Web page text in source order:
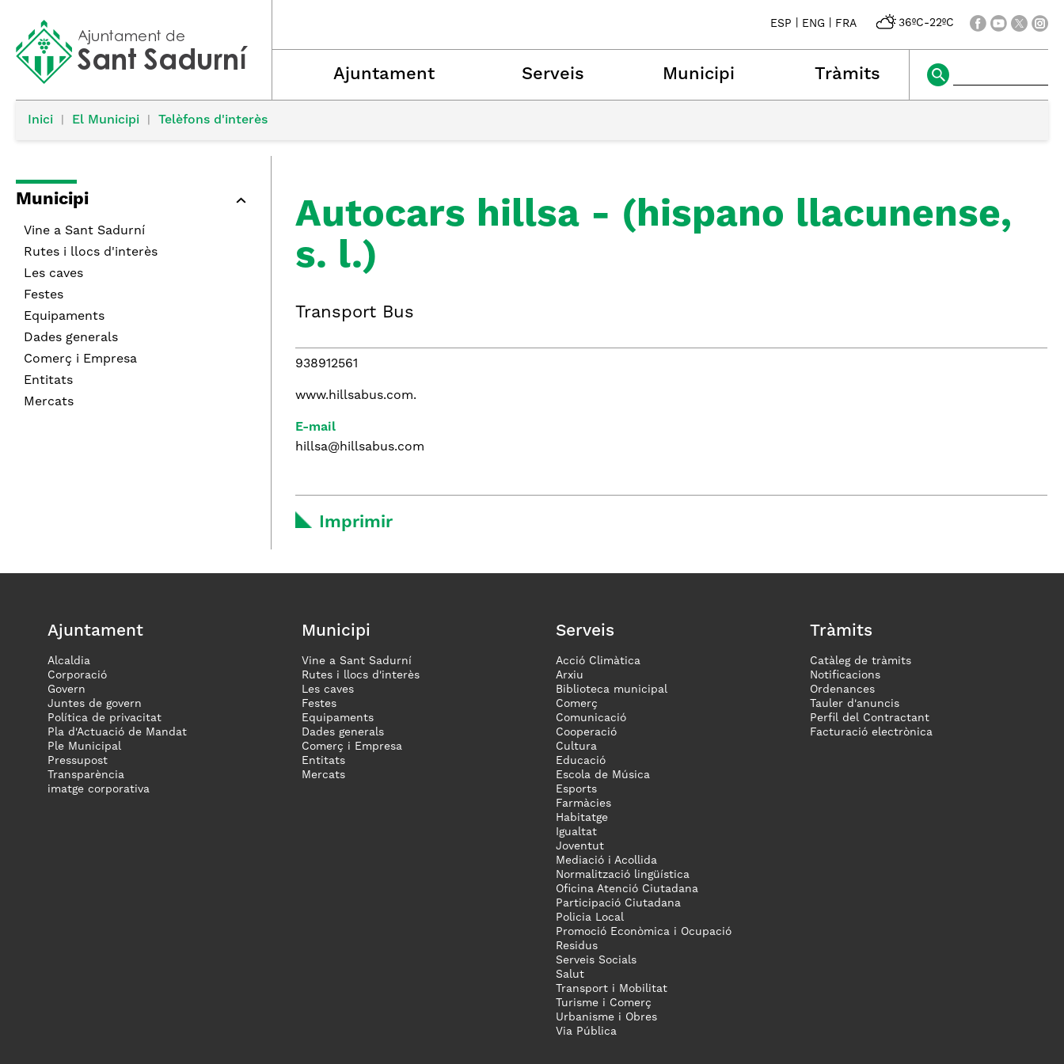
ESP ENG FRA 36ºC-22ºC
Ajuntament Serveis Municipi Tràmits
Inici El Municipi Telèfons d'interès
Municipi
Vine a Sant Sadurní
Rutes i llocs d'interès
Les caves
Festes
Equipaments
Dades generals
Comerç i Empresa
Entitats
Mercats
Autocars hillsa - (hispano llacunense,
s. l.)
Transport Bus
938912561
www.hillsabus.com.
E-mail
hillsa@hillsabus.com
Imprimir
Ajuntament
Alcaldia
Corporació
Govern
Juntes de govern
Política de privacitat
Pla d'Actuació de Mandat
Ple Municipal
Pressupost
Transparència
imatge corporativa
Municipi
Vine a Sant Sadurní
Rutes i llocs d'interès
Les caves
Festes
Equipaments
Dades generals
Comerç i Empresa
Entitats
Mercats
Serveis
Acció Climàtica
Arxiu
Biblioteca municipal
Comerç
Comunicació
Cooperació
Cultura
Educació
Escola de Música
Esports
Farmàcies
Habitatge
Igualtat
Joventut
Mediació i Acollida
Normalització lingüística
Oficina Atenció Ciutadana
Participació Ciutadana
Policia Local
Promoció Econòmica i Ocupació
Residus
Serveis Socials
Salut
Transport i Mobilitat
Turisme i Comerç
Urbanisme i Obres
Via Pública
Tràmits
Catàleg de tràmits
Notificacions
Ordenances
Tauler d'anuncis
Perfil del Contractant
Facturació electrònica